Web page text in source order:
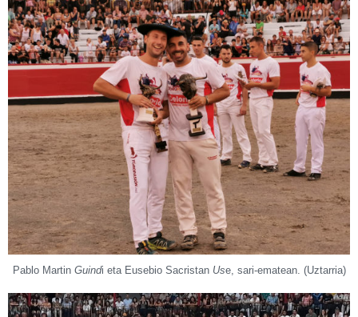
Pablo Martin Guindi eta Eusebio Sacristan Use, sari-ematean. (Uztarria)